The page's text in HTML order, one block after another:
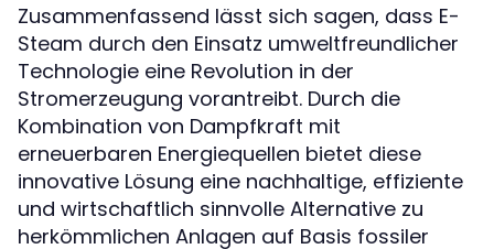
Zusammenfassend lässt sich sagen, dass E-
Steam durch den Einsatz umweltfreundlicher
Technologie eine Revolution in der
Stromerzeugung vorantreibt. Durch die
Kombination von Dampfkraft mit
erneuerbaren Energiequellen bietet diese
innovative Lösung eine nachhaltige, effiziente
und wirtschaftlich sinnvolle Alternative zu
herkömmlichen Anlagen auf Basis fossiler